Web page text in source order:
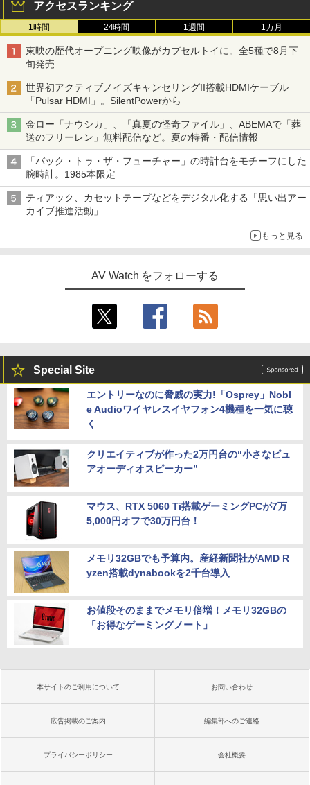
アクセスランキング
1時間 24時間 1週間 1カ月
東映の歴代オープニング映像がカプセルトイに。全5種で8月下
旬発売
世界初アクティブノイズキャンセリングII搭載HDMIケーブル
「Pulsar HDMI」。SilentPowerから
金ロー「ナウシカ」、「真夏の怪奇ファイル」、ABEMAで「葬
送のフリーレン」無料配信など。夏の特番・配信情報
「バック・トゥ・ザ・フューチャー」の時計台をモチーフにした
腕時計。1985本限定
ティアック、カセットテープなどをデジタル化する「思い出アー
カイブ推進活動」
もっと見る
AV Watch をフォローする
Special Site
エントリーなのに脅威の実力!「Osprey」Nobl
e Audioワイヤレスイヤフォン4機種を一気に聴
く
クリエイティブが作った2万円台の“小さなピュ
アオーディオスピーカー”
マウス、RTX 5060 Ti搭載ゲーミングPCが7万
5,000円オフで30万円台！
メモリ32GBでも予算内。産経新聞社がAMD R
yzen搭載dynabookを2千台導入
お値段そのままでメモリ倍増！メモリ32GBの
「お得なゲーミングノート」
本サイトのご利用について お問い合わせ
広告掲載のご案内 編集部へのご連絡
プライバシーポリシー 会社概要